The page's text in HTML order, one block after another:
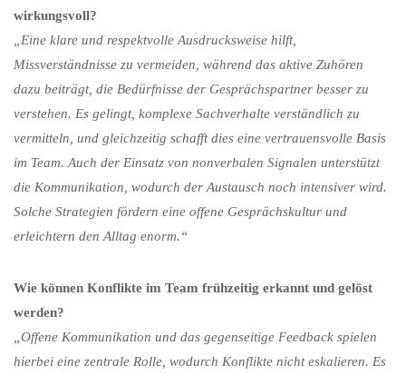
wirkungsvoll?
„Eine klare und respektvolle Ausdrucksweise hilft,
Missverständnisse zu vermeiden, während das aktive Zuhören
dazu beiträgt, die Bedürfnisse der Gesprächspartner besser zu
verstehen. Es gelingt, komplexe Sachverhalte verständlich zu
vermitteln, und gleichzeitig schafft dies eine vertrauensvolle Basis
im Team. Auch der Einsatz von nonverbalen Signalen unterstützt
die Kommunikation, wodurch der Austausch noch intensiver wird.
Solche Strategien fördern eine offene Gesprächskultur und
erleichtern den Alltag enorm.“
Wie können Konflikte im Team frühzeitig erkannt und gelöst
werden?
„Offene Kommunikation und das gegenseitige Feedback spielen
hierbei eine zentrale Rolle, wodurch Konflikte nicht eskalieren. Es